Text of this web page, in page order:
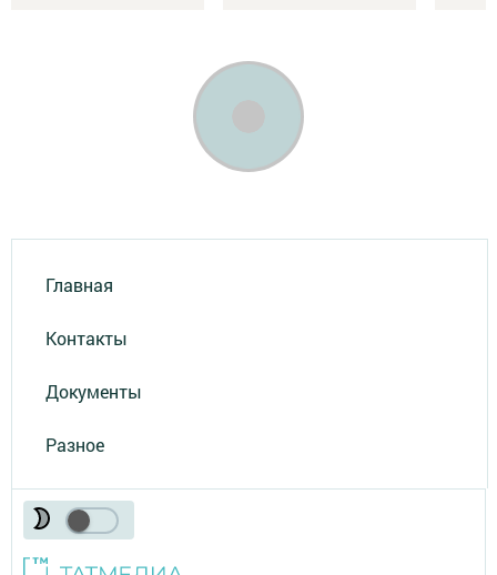
Главная
Контакты
Документы
Разное